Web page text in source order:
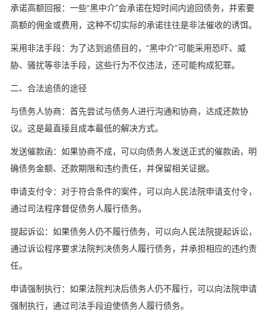
承诺高额回报：一些“黑中介”会承诺在短时间内追回债务，并索要
高额的佣金或费用，这种不切实际的承诺往往是非法催收的诱饵。
采用非法手段：为了达到追债目的，“黑中介”可能采用恐吓、威
胁、骚扰等非法手段，这些行为不仅违法，还可能构成犯罪。
二、合法追债的途径
与债务人协商：首先尝试与债务人进行沟通和协商，达成还款协
议。这是最直接且成本最低的解决方式。
发送催款函：如果协商不成，可以向债务人发送正式的催款函，明
确债务金额、还款期限和违约责任，并保留相关证据。
申请支付令：对于符合条件的案件，可以向人民法院申请支付令，
通过司法程序督促债务人履行债务。
提起诉讼：如果债务人仍不履行债务，可以向人民法院提起诉讼，
通过诉讼程序要求法院判决债务人履行债务，并承担相应的违约责
任。
申请强制执行：如果法院判决后债务人仍不履行，可以向法院申请
强制执行，通过司法手段迫使债务人履行债务。